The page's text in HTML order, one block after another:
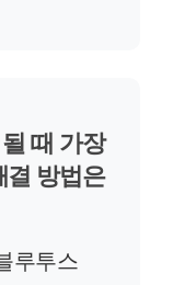
때 가장
결 방법은
루투스